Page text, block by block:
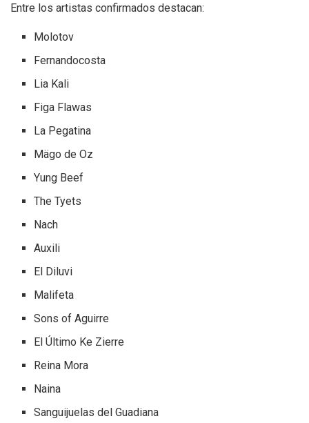
Entre los artistas confirmados destacan:
Molotov
Fernandocosta
Lia Kali
Figa Flawas
La Pegatina
Mägo de Oz
Yung Beef
The Tyets
Nach
Auxili
El Diluvi
Malifeta
Sons of Aguirre
El Último Ke Zierre
Reina Mora
Naina
Sanguijuelas del Guadiana